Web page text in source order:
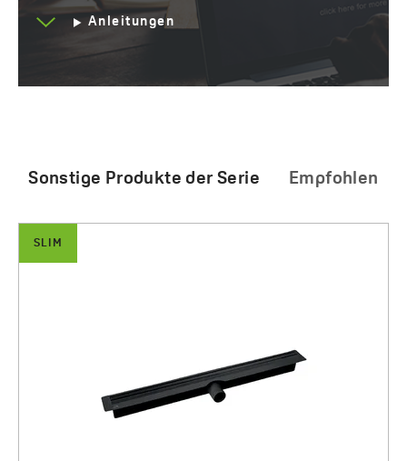
Anleitungen
Sonstige Produkte der Serie Empfohlen
SLIM